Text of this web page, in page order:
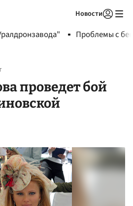
Новости
Проблемы с
проведет бой